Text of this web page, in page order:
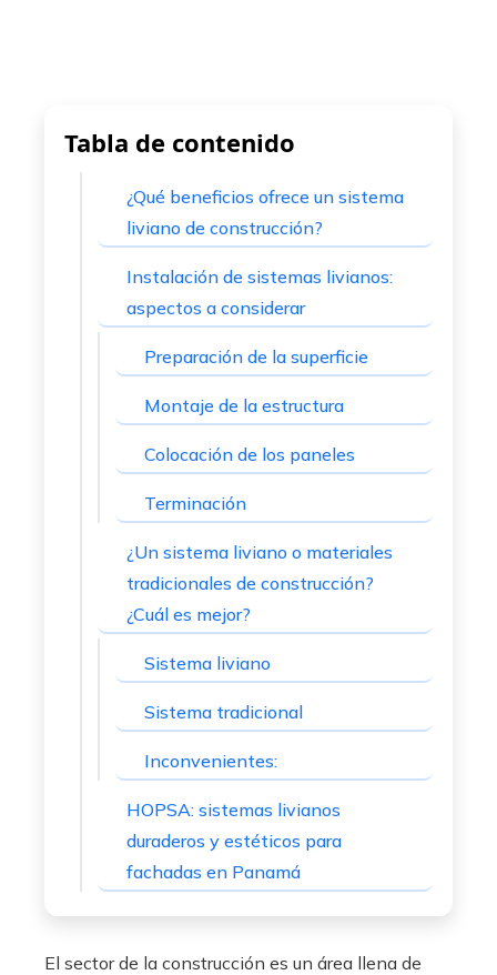
Tabla de contenido
¿Qué beneficios ofrece un sistema
liviano de construcción?
Instalación de sistemas livianos:
aspectos a considerar
Preparación de la superficie
Montaje de la estructura
Colocación de los paneles
Terminación
¿Un sistema liviano o materiales
tradicionales de construcción?
¿Cuál es mejor?
Sistema liviano
Sistema tradicional
Inconvenientes:
HOPSA: sistemas livianos
duraderos y estéticos para
fachadas en Panamá
El sector de la construcción es un área llena de